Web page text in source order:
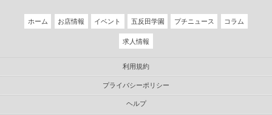
ホーム お店情報 イベント 五反田学園 プチニュース コラム
求人情報
利用規約
プライバシーポリシー
ヘルプ